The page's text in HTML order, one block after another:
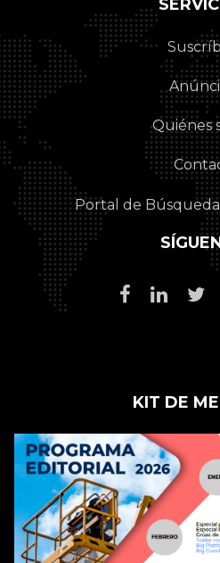
Quiénes
Portal de
KIT DE